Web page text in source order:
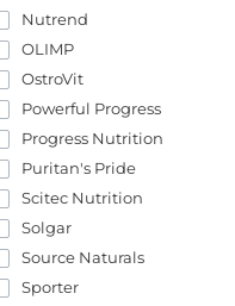
Nutrend
OLIMP
OstroVit
Powerful Progress
Progress Nutrition
Puritan's Pride
Scitec Nutrition
Solgar
Source Naturals
Sporter